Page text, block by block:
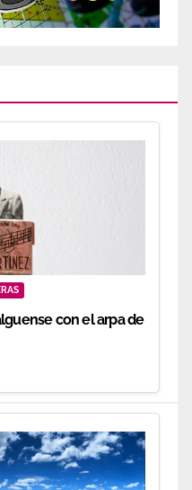
con el arpa de